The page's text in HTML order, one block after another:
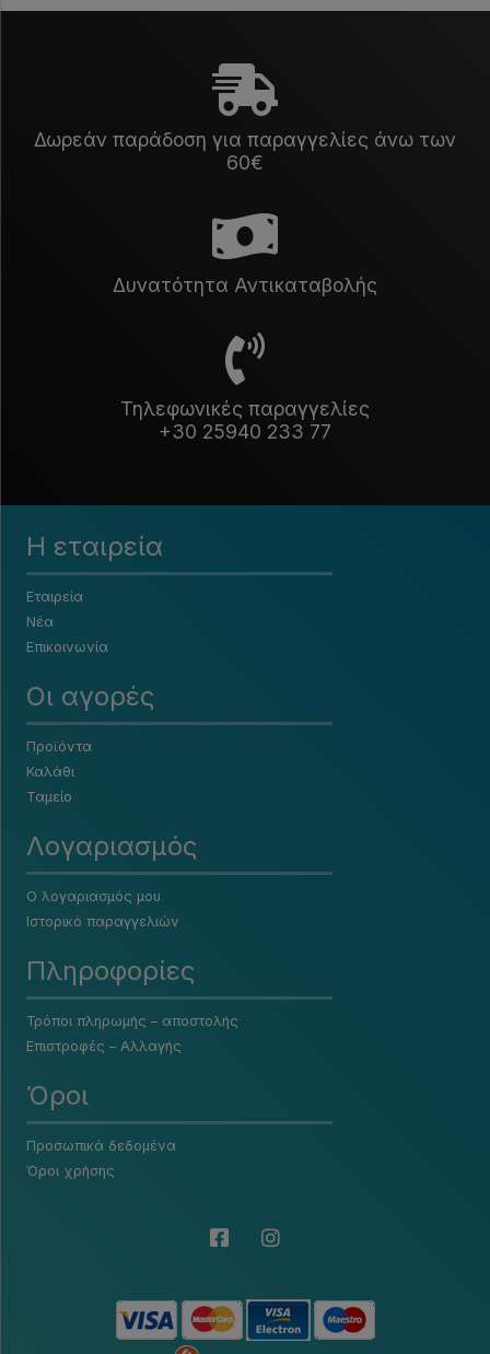
Δωρεάν παράδοση για παραγγελίες άνω των
60€
Δυνατότητα Αντικαταβολής
Τηλεφωνικές παραγγελίες
+30 25940 233 77
Η εταιρεία
Εταιρεία
Νέα
Επικοινωνία
Οι αγορές
Προϊόντα
Καλάθι
Ταμείο
Λογαριασμός
Ο λογαριασμός μου
Ιστορικό παραγγελιών
Πληροφορίες
Τρόποι πληρωμής – αποστολής
Επιστροφές – Αλλαγής
Όροι
Προσωπικά δεδομένα
Όροι χρήσης